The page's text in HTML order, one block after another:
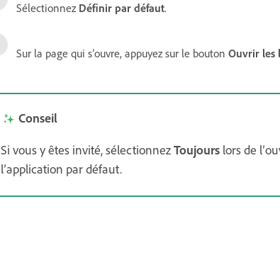
Sélectionnez Définir par défaut.
Sur la page qui s’ouvre, appuyez sur le bouton Ouvrir les
Conseil
Si vous y êtes invité, sélectionnezToujours lors de
l’application par défaut.